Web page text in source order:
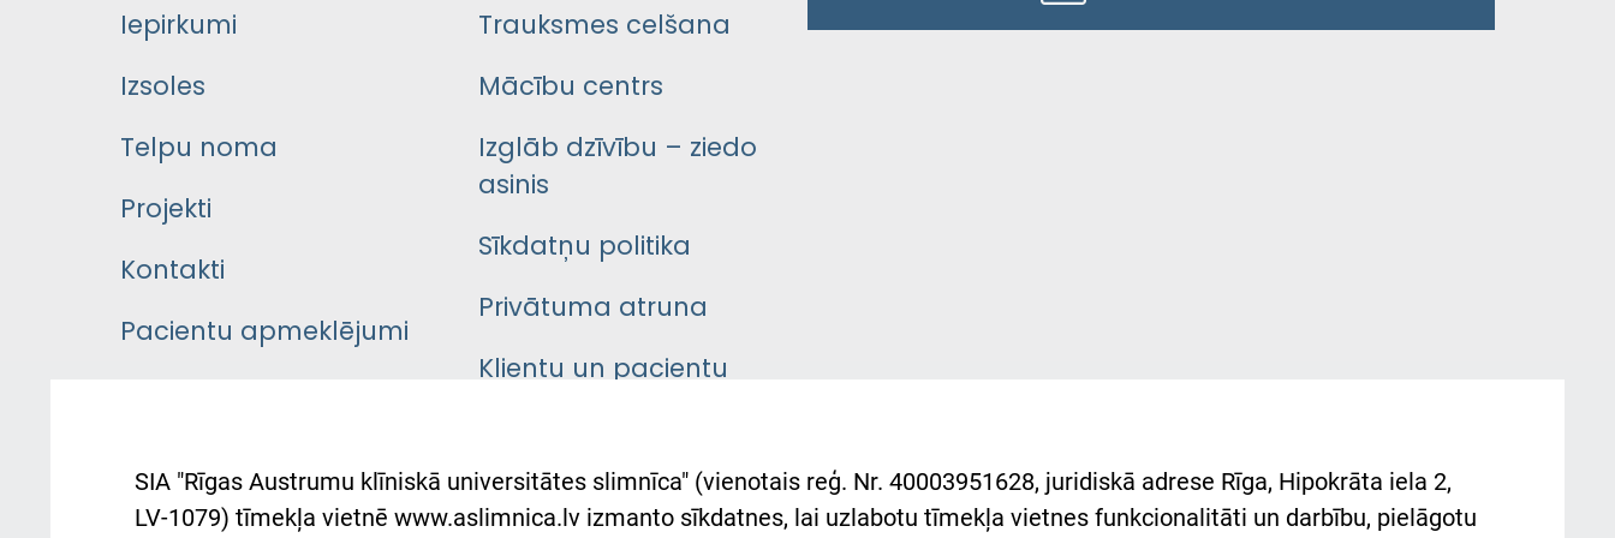
Iepirkumi
Izsoles
Telpu noma
Projekti
Kontakti
Pacientu apmeklējumi
Pacienta
atsauksmju/sūdzību
Trauksmes celšana
Mācību centrs
Izglāb dzīvību – ziedo
asinis
Sīkdatņu politika
Privātuma atruna
Klientu un pacientu
Austrumu slimnīcas
atbalsts Ukrainai
SIA "Rīgas Austrumu klīniskā universitātes slimnīca" (vienotais reģ. Nr. 40003951628, juridiskā adrese Rīga, Hipokrāta iela 2,
LV-1079) tīmekļa vietnē www.aslimnica.lv izmanto sīkdatnes, lai uzlabotu tīmekļa vietnes funkcionalitāti un darbību, pielāgotu